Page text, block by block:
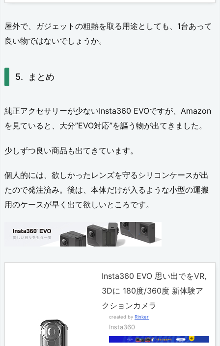
屋外で、ガジェットの粗熱を取る用途としても、1台あって
良い物ではないでしょうか。
まとめ
純正アクセサリーが少ないInsta360 EVOですが、Amazon
を見ていると、大分”EVO対応”を謳う物が出てきました。
少しずつ良い商品も出てきています。
個人的には、欲しかったレンズを守るシリコンケースが出
たので発注済み。後は、本体だけが入るような小型の運搬
用のケースが早く出て欲しいところです。
Insta360 EVO 思い出でをVR,
3Dに 180度/360度 新体験ア
クションカメラ
created by Rinker
Insta360